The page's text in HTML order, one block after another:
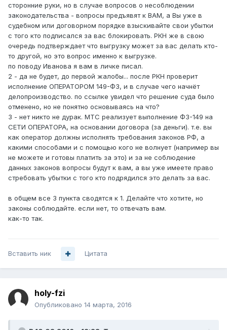
сторонние руки, но в случае вопросов о несоблюдении
законодательства - вопросы предъявят к ВАМ, а Вы уже в
судебном или договорном порядке взыскивайте свои убытки
с того кто подписался за вас блокировать. РКН же в свою
очередь подтверждает что выгрузку может за вас делать кто-
то другой, но это вопрос именно к выгрузке.
по поводу Иванова я вам в личке писал.
2 - да не будет, до первой жалобы... после РКН проверит
исполнение ОПЕРАТОРОМ 149-ФЗ, и в случае чего начнёт
делопроизводство. по ссылке увидел что решение суда было
отменено, но не понятно основываясь на что?
3 - нет никто не дурак. МТС реализует выполнение ФЗ-149 на
СЕТИ ОПЕРАТОРА, на основании договора (за деньги). т.е. вы
как оператор должны исполнять требования законов РФ, а
какими способами и с помощью кого не волнует (например вы
не можете и готовы платить за это) и за не соблюдение
данных законов вопросы будут к вам, а вы уже имеете право
стребовать убытки с того кто подрядился это делать за вас.
в общем все 3 пункта сводятся к 1. Делайте что хотите, но
законы соблюдайте. если нет, то отвечать вам.
как-то так.
Вставить ник Цитата
holy-fzi
Опубликовано 14 марта, 2016